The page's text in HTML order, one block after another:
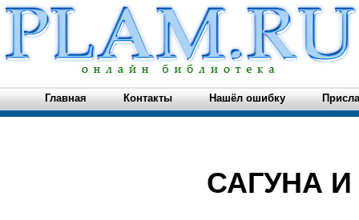
Главная Контакты Нашёл ошибку
САГУНА